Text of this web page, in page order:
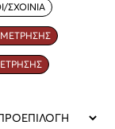
ΣΧΟΙΝΙΑ